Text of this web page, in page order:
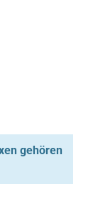
gehören